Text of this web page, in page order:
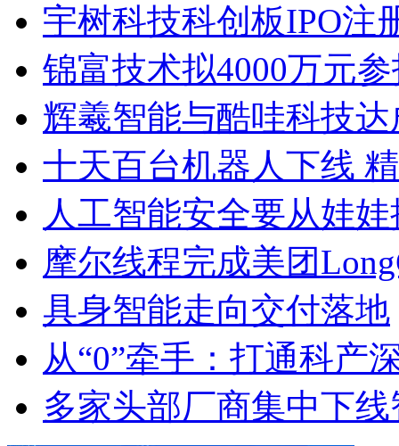
宇树科技科创板IPO注
锦富技术拟4000万元
辉羲智能与酷哇科技
十天百台机器人下线
人工智能安全要从娃
摩尔线程完成美团
具身智能走向交付落地
从“0”牵手：打通科产
多家头部厂商集中下